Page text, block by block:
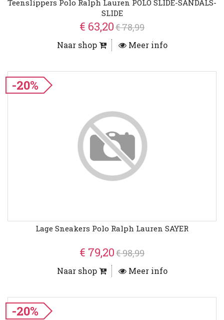
Teenslippers Polo Ralph Lauren POLO SLIDE-SANDALS-
SLIDE
€ 63,20€ 78,99
Naar shop Meer info
-20%
Lage Sneakers Polo Ralph Lauren SAYER
€ 79,20€ 98,99
Naar shop Meer info
-20%